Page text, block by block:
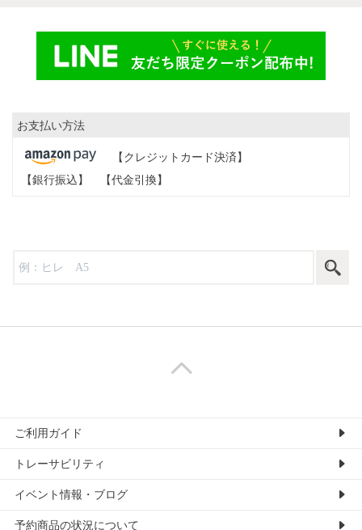
お支払い方法
【クレジットカード決済】
【銀行振込】
【代金引換】
ご利用ガイド
トレーサビリティ
イベント情報・ブログ
予約商品の状況について